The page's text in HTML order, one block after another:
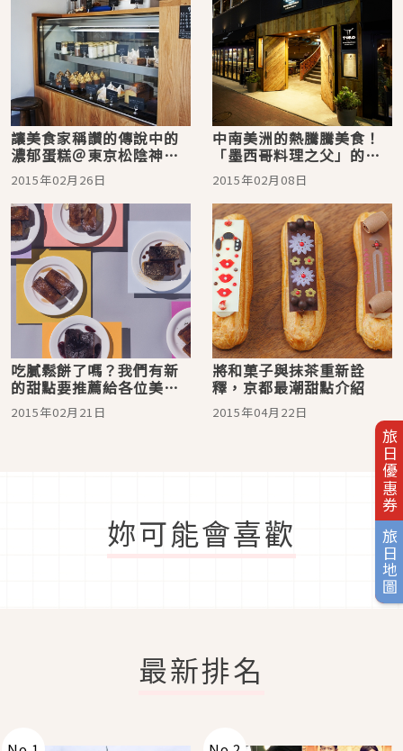
旅日優惠券
旅日地圖
讓美食家稱讚的傳說中的
濃郁蛋糕＠東京松陰神社
merci BAKE
2015年02月26日
中南美洲的熱騰騰美食！
「墨西哥料理之父」的拉
丁餐廳登陸日本
2015年02月08日
吃膩鬆餅了嗎？我們有新
的甜點要推薦給各位美眉
喲
2015年02月21日
將和菓子與抹茶重新詮
釋，京都最潮甜點介紹
2015年04月22日
妳可能會喜歡
最新排名